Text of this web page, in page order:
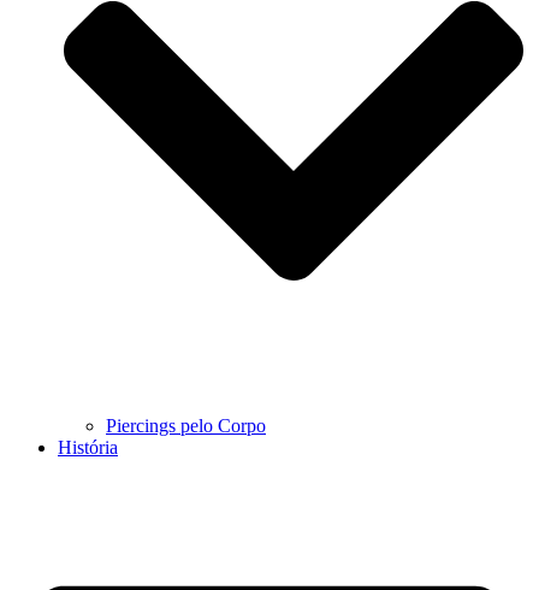
Piercings pelo Corpo
História